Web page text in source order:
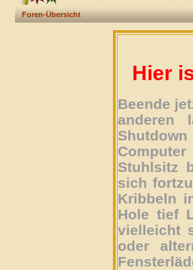
Foren-Übersicht
Hier
Beende
anderen
Stuhlsitz
sich
Kribbeln
Hole tief
vielleicht
oder